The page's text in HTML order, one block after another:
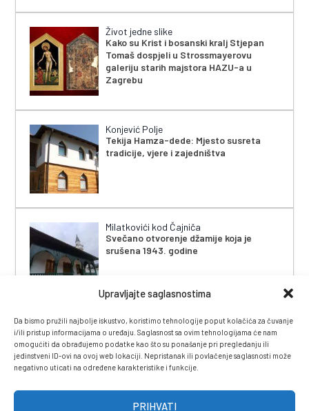
Upravljajte saglasnostima
Da bismo pružili najbolje iskustvo, koristimo tehnologije poput kolačića za čuvanje
i/ili pristup informacijama o uređaju. Saglasnost sa ovim tehnologijama će nam
omogućiti da obrađujemo podatke kao što su ponašanje pri pregledanju ili
jedinstveni ID-ovi na ovoj web lokaciji. Nepristanak ili povlačenje saglasnosti može
negativno uticati na određene karakteristike i funkcije.
PRIHVATI
Život jedne slike
Kako su Krist i bosanski kralj Stjepan
Tomaš dospjeli u Strossmayerovu
galeriju starih majstora HAZU-a u
Zagrebu
Konjević Polje
Tekija Hamza-dede: Mjesto susreta
tradicije, vjere i zajedništva
Milatkovići kod Čajniča
Svečano otvorenje džamije koja je
srušena 1943. godine